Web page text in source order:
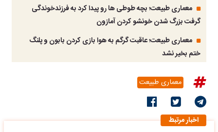
معماری طبیعت؛ بچه طوطی ها رو پیدا کرد به فرزندخوندگی
گرفت بزرگ شدن خونشو کردن آمازون
معماری طبیعت؛ عاقبت گرگم به هوا بازی کردن بابون و پلنگ
ختم بخیر نشد
معماری طبیعت
اخبار مرتبط